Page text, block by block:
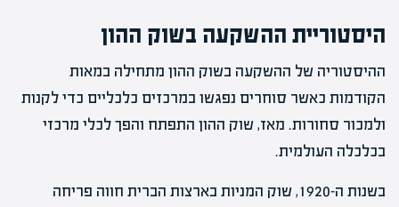
היסטוריית ההשקעה בשוק ההון
ההיסטוריה של ההשקעה בשוק ההון מתחילה במאות
הקודמות כאשר סוחרים נפגשו במרכזים כלכליים כדי לקנות
ולמכור סחורות. מאז, שוק ההון התפתח והפך לכלי מרכזי
בכלכלה העולמית.
בשנות ה-1920, שוק המניות בארצות הברית חווה פריחה